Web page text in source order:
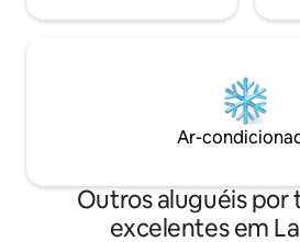
Ar-
Outros aluguéis por
excelentes em